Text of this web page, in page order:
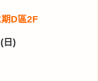
期D區2F
日)